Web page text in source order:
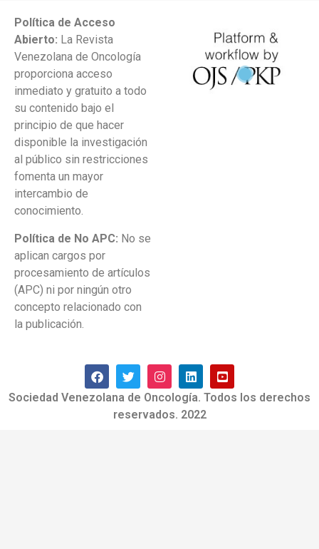
Política de Acceso
Abierto: La Revista
Venezolana de Oncología
proporciona acceso
inmediato y gratuito a todo
su contenido bajo el
principio de que hacer
disponible la investigación
al público sin restricciones
fomenta un mayor
intercambio de
conocimiento.
Política de No APC: No se
aplican cargos por
procesamiento de artículos
(APC) ni por ningún otro
concepto relacionado con
la publicación.
Sociedad Venezolana de Oncología. Todos los derechos
reservados. 2022